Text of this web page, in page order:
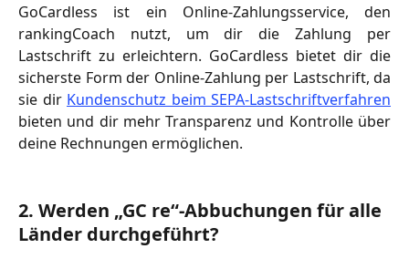
GoCardless ist ein Online-Zahlungsservice, den
rankingCoach nutzt, um dir die Zahlung per
Lastschrift zu erleichtern. GoCardless bietet dir die
sicherste Form der Online-Zahlung per Lastschrift, da
sie dir Kundenschutz beim SEPA-Lastschriftverfahren
bieten und dir mehr Transparenz und Kontrolle über
deine Rechnungen ermöglichen.
2. Werden „GC re“-Abbuchungen für alle
Länder durchgeführt?